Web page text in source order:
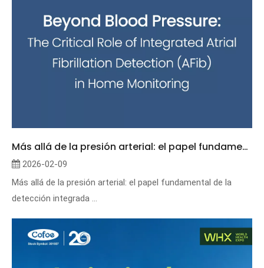
Más allá de la presión arterial: el papel fundamental de la detección integrada de fibrilación auricular en la monitorización domiciliaria
2026-02-09
Más allá de la presión arterial: el papel fundamental de la
detección integrada ...